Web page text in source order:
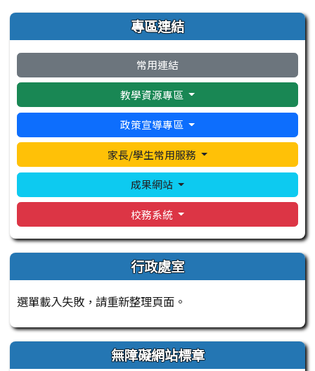
左邊區域內容 專區連結
常用連結
教學資源專區
政策宣導專區
家長/學生常用服務
成果網站
校務系統
行政處室
選單載入失敗，請重新整理頁面。
無障礙網站標章